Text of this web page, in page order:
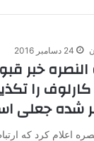
24 دسامبر 2016
خبر
کارلوف را
شده جعلی
اعلام کرد که